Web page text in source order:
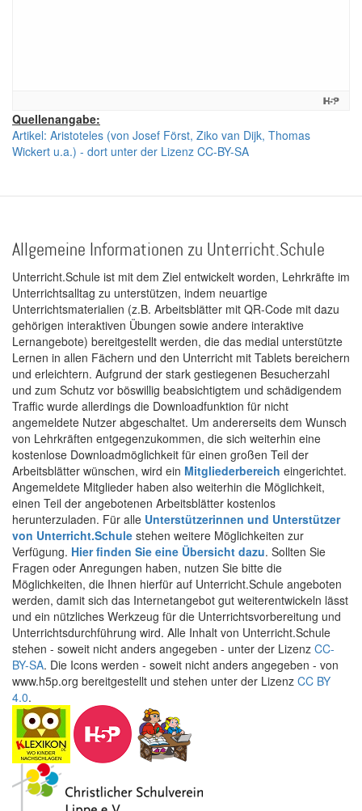
Quellenangabe:
Artikel: Aristoteles (von Josef Först, Ziko van Dijk, Thomas
Wickert u.a.) - dort unter der Lizenz CC-BY-SA
Allgemeine Informationen zu Unterricht.Schule
Unterricht.Schule ist mit dem Ziel entwickelt worden, Lehrkräfte im
Unterrichtsalltag zu unterstützen, indem neuartige
Unterrichtsmaterialien (z.B. Arbeitsblätter mit QR-Code mit dazu
gehörigen interaktiven Übungen sowie andere interaktive
Lernangebote) bereitgestellt werden, die das medial unterstützte
Lernen in allen Fächern und den Unterricht mit Tablets bereichern
und erleichtern. Aufgrund der stark gestiegenen Besucherzahl
und zum Schutz vor böswillig beabsichtigtem und schädigendem
Traffic wurde allerdings die Downloadfunktion für nicht
angemeldete Nutzer abgeschaltet. Um andererseits dem Wunsch
von Lehrkräften entgegenzukommen, die sich weiterhin eine
kostenlose Downloadmöglichkeit für einen großen Teil der
Arbeitsblätter wünschen, wird ein Mitgliederbereich eingerichtet.
Angemeldete Mitglieder haben also weiterhin die Möglichkeit,
einen Teil der angebotenen Arbeitsblätter kostenlos
herunterzuladen. Für alle Unterstützerinnen und Unterstützer
von Unterricht.Schule stehen weitere Möglichkeiten zur
Verfügung. Hier finden Sie eine Übersicht dazu. Sollten Sie
Fragen oder Anregungen haben, nutzen Sie bitte die
Möglichkeiten, die Ihnen hierfür auf Unterricht.Schule angeboten
werden, damit sich das Internetangebot gut weiterentwickeln lässt
und ein nützliches Werkzeug für die Unterrichtsvorbereitung und
Unterrichtsdurchführung wird. Alle Inhalt von Unterricht.Schule
stehen - soweit nicht anders angegeben - unter der Lizenz CC-
BY-SA. Die Icons werden - soweit nicht anders angegeben - von
www.h5p.org bereitgestellt und stehen unter der Lizenz CC BY
4.0.